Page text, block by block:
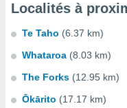
Localités à
Te Taho (6.37 km)
Whataroa (8.03 km)
The Forks (12.95 km)
Ōkārito (17.17 km)